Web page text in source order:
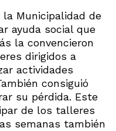
Municipalidad de
ayuda social que
la convencieron
dirigidos a
actividades
consiguió
su pérdida. Este
de los talleres
semanas también